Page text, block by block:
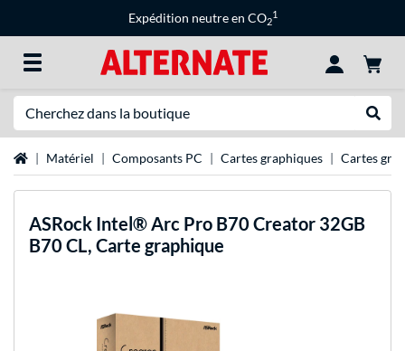
Expédition neutre en CO2
1
Page d'accueil
Matériel Composants PC Cartes graphiques Cartes
ASRock Intel® Arc Pro B70 Creator 32GB
B70 CL, Carte graphique